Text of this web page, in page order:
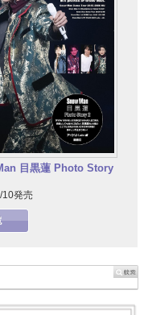
目黒蓮 Photo Story
10発売